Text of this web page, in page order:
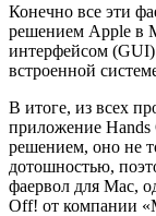
Конечно все эти
решением Apple в
интерфейсом
встроенной
В итоге, из всех
приложение Hands
решением, оно не
дотошностью,
фаервол для Mac,
Off! от компании